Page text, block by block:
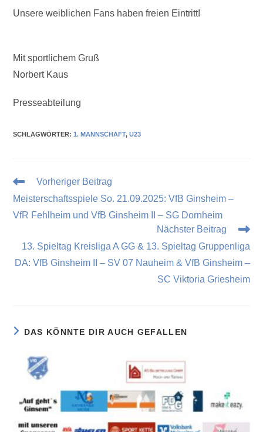
Unsere weiblichen Fans haben freien Eintritt!
Mit sportlichem Gruß
Norbert Kaus
Presseabteilung
SCHLAGWÖRTER:1. MANNSCHAFT, U23
Vorheriger Beitrag
Meisterschaftsspiele So. 21.09.2025: VfB Ginsheim –
VfR Fehlheim und VfB Ginsheim II – SG Dornheim
Nächster Beitrag
13. Spieltag Kreisliga A GG & 13. Spieltag Gruppenliga
DA: VfB Ginsheim II – SV 07 Nauheim & VfB Ginsheim –
SC Viktoria Griesheim
DAS KÖNNTE DIR AUCH GEFALLEN